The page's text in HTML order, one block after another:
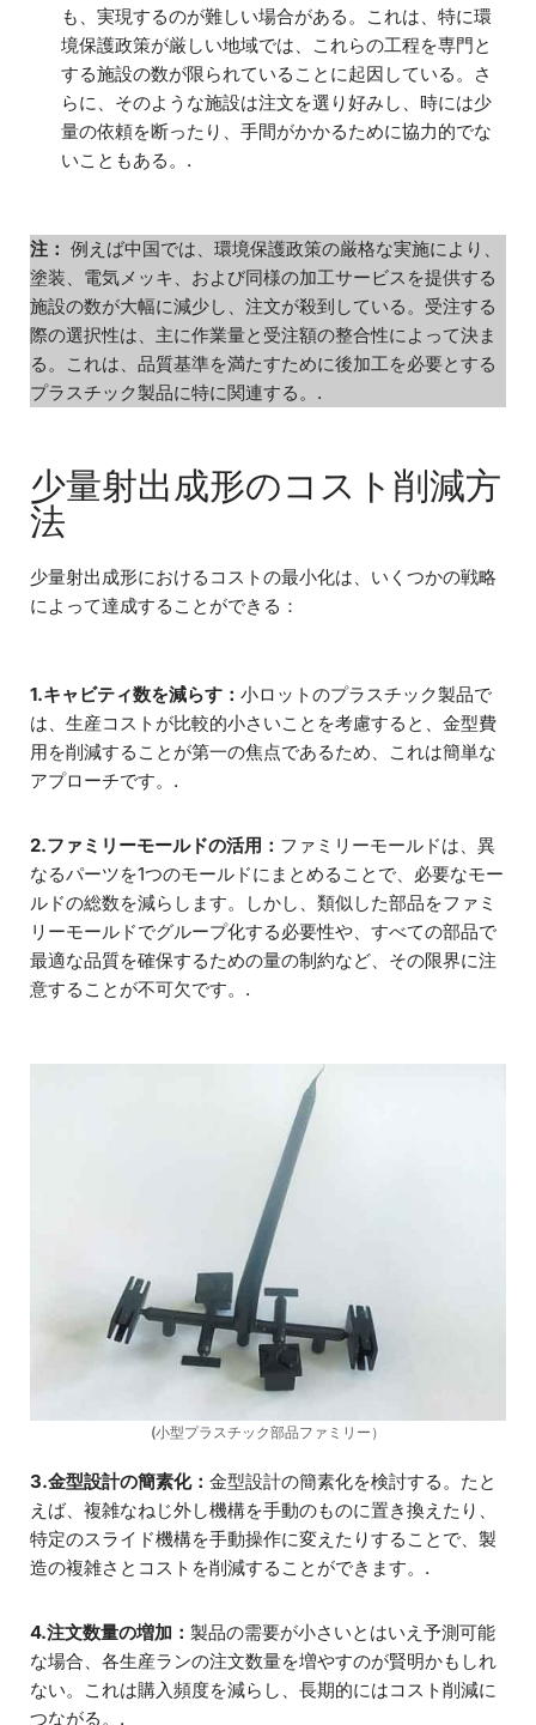
も、実現するのが難しい場合がある。これは、特に環
境保護政策が厳しい地域では、これらの工程を専門と
する施設の数が限られていることに起因している。さ
らに、そのような施設は注文を選り好みし、時には少
量の依頼を断ったり、手間がかかるために協力的でな
いこともある。.
注： 例えば中国では、環境保護政策の厳格な実施により、
塗装、電気メッキ、および同様の加工サービスを提供する
施設の数が大幅に減少し、注文が殺到している。受注する
際の選択性は、主に作業量と受注額の整合性によって決ま
る。これは、品質基準を満たすために後加工を必要とする
プラスチック製品に特に関連する。.
少量射出成形のコスト削減方
法
少量射出成形におけるコストの最小化は、いくつかの戦略
によって達成することができる：
1.キャビティ数を減らす： 小ロットのプラスチック製品で
は、生産コストが比較的小さいことを考慮すると、金型費
用を削減することが第一の焦点であるため、これは簡単な
アプローチです。.
2.ファミリーモールドの活用： ファミリーモールドは、異
なるパーツを1つのモールドにまとめることで、必要なモー
ルドの総数を減らします。しかし、類似した部品をファミ
リーモールドでグループ化する必要性や、すべての部品で
最適な品質を確保するための量の制約など、その限界に注
意することが不可欠です。.
(小型プラスチック部品ファミリー）
3.金型設計の簡素化： 金型設計の簡素化を検討する。たと
えば、複雑なねじ外し機構を手動のものに置き換えたり、
特定のスライド機構を手動操作に変えたりすることで、製
造の複雑さとコストを削減することができます。.
4.注文数量の増加： 製品の需要が小さいとはいえ予測可能
な場合、各生産ランの注文数量を増やすのが賢明かもしれ
ない。これは購入頻度を減らし、長期的にはコスト削減に
つながる。.